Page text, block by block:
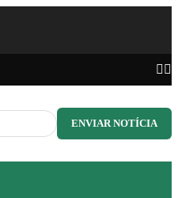
ENVIAR NOTÍCIA